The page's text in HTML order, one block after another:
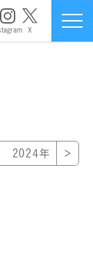
X
2024年